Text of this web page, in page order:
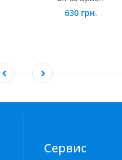
630 грн.
Сервис